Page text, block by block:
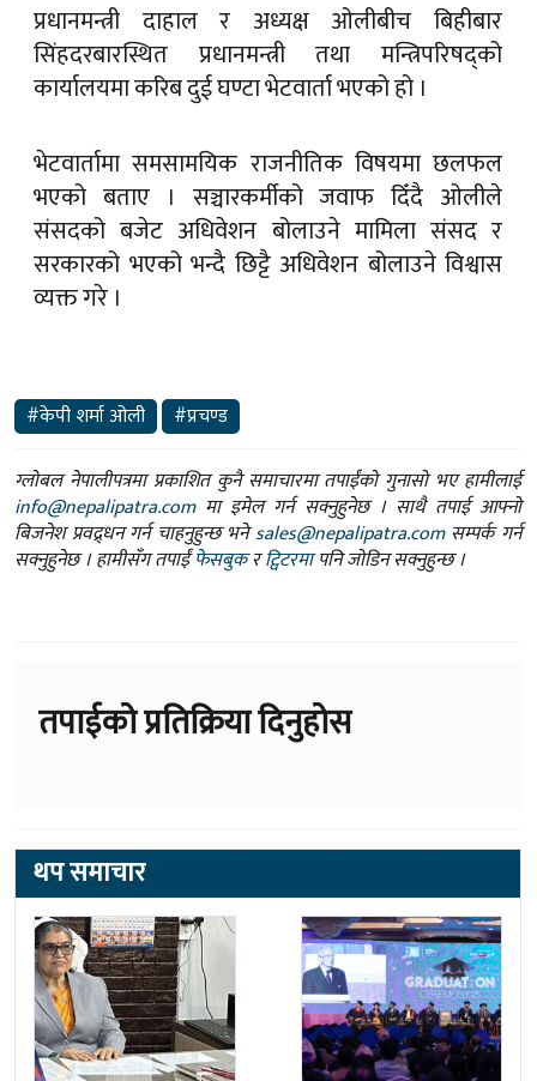
प्रधानमन्त्री दाहाल र अध्यक्ष ओलीबीच बिहीबार
सिंहदरबारस्थित प्रधानमन्त्री तथा मन्त्रिपरिषद्को
कार्यालयमा करिब दुई घण्टा भेटवार्ता भएको हो ।
भेटवार्तामा समसामयिक राजनीतिक विषयमा छलफल
भएको बताए । सञ्चारकर्मीको जवाफ दिँदै ओलीले
संसदको बजेट अधिवेशन बोलाउने मामिला संसद र
सरकारको भएको भन्दै छिट्टै अधिवेशन बोलाउने विश्वास
व्यक्त गरे ।
#केपी शर्मा ओली
#प्रचण्ड
ग्लोबल नेपालीपत्रमा प्रकाशित कुनै समाचारमा तपाईंको गुनासो भए हामीलाई
info@nepalipatra.comमा इमेल गर्न सक्नुहुनेछ । साथै तपाई आफ्नो
बिजनेश प्रवद्र्धन गर्न चाहनुहुन्छ भनेsales@nepalipatra.comसम्पर्क गर्न
सक्नुहुनेछ । हामीसँग तपाईंफेसबुकरट्विटरमापनि जोडिन सक्नुहुन्छ ।
तपाईको प्रतिक्रिया दिनुहोस
थप समाचार